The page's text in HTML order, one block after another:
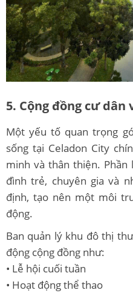
5. Cộng đồng cư dân
Một yếu tố quan trọng
sống tại Celadon City
minh và thân thiện. Phần
đình trẻ, chuyên gia và
định, tạo nên một môi
động.
Ban quản lý khu đô thị
động cộng đồng như:
• Lễ hội cuối tuần
• Hoạt động thể thao